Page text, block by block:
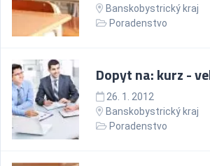
Banskobystrický kraj
Poradenstvo
Dopyt na: kurz -
26. 1. 2012
Banskobystrický kraj
Poradenstvo